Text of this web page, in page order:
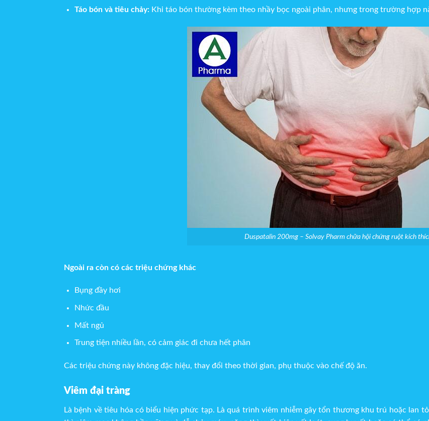
Táo bón và tiêu chảy:Khi táo bón thường kèm theo nhầy bọc ngoài phân, nhưng trong trường hợp
Duspatalin 200mg – Solvay Pharm chữa hội chứng ruột kích
Ngoài ra còn có các triệu chứng khác
Bụng đầy hơi
Nhức đầu
Mất ngủ
Trung tiện nhiều lần, có cảm giác đi chưa hết phân
Các triệu chứng này không đặc hiệu, thay đổi theo thời gian, phụ thuộc vào chế độ ăn.
Viêm đại tràng
Là bệnh về tiêu hóa có biểu hiện phức tạp. Là quá trình viêm nhiễm gây tổn thương khu trú hoặc lan